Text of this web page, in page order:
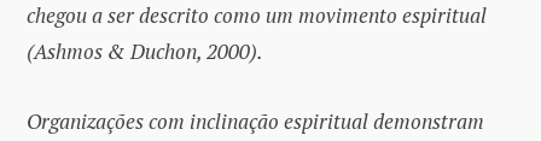
chegou a ser descrito como um movimento espiritual
(Ashmos & Duchon, 2000).
Organizações com inclinação espiritual demonstram